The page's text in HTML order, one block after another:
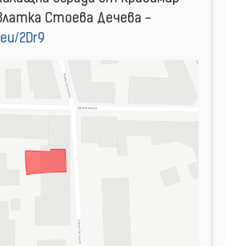
Стоева Дечева -
2Dr9